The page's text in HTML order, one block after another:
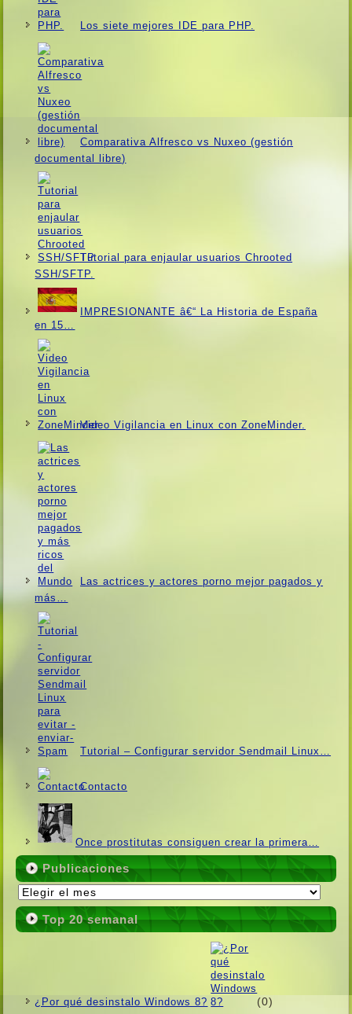
Los siete mejores IDE para PHP.
Comparativa Alfresco vs Nuxeo (gestión
documental libre)
Tutorial para enjaular usuarios Chrooted
SSH/SFTP.
IMPRESIONANTE â€“ La Historia de España
en 15…
Video Vigilancia en Linux con ZoneMinder.
Las actrices y actores porno mejor pagados y
más…
Tutorial – Configurar servidor Sendmail Linux…
Contacto
Once prostitutas consiguen crear la primera…
Publicaciones
Publicaciones
Top 20 semanal
¿Por qué desinstalo Windows 8? (0)